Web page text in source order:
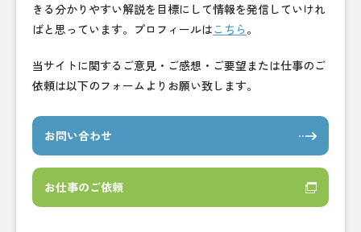
きる分かりやすい解説を目標にして情報を発信していけれ
ばと思っています。プロフィールはこちら。
当サイトに関するご意見・ご感想・ご要望または仕事のご
依頼は以下のフォームよりお願い致します。
お問い合わせ
お仕事のご依頼